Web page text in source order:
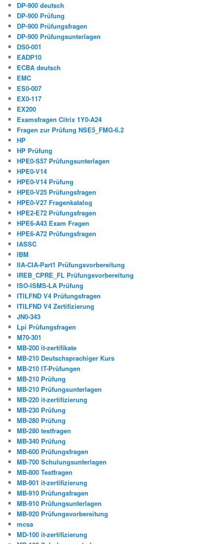
DP-900 deutsch
DP-900 Prüfung
DP-900 Prüfungsfragen
DP-900 Prüfungsunterlagen
DS0-001
EADP10
ECBA deutsch
EMC
ES0-007
EX0-117
EX200
Examsfragen Citrix 1Y0-A24
Fragen zur Prüfung NSE5_FMG-6.2
HP
HP Prüfung
HPE0-S57 Prüfungsunterlagen
HPE0-V14
HPE0-V14 Prüfung
HPE0-V25 Prüfungsfragen
HPE0-V27 Fragenkatalog
HPE2-E72 Prüfungsfragen
HPE6-A43 Exam Fragen
HPE6-A72 Prüfungsfragen
IASSC
IBM
IIA-CIA-Part1 Prüfungsvorbereitung
IREB_CPRE_FL Prüfungsvorbereitung
ISO-ISMS-LA Prüfung
ITILFND V4 Prüfungsfragen
ITILFND V4 Zertifizierung
JN0-343
Lpi Prüfungsfragen
M70-301
MB-200 it-zertifikate
MB-210 Deutschsprachiger Kurs
MB-210 IT-Prüfungen
MB-210 Prüfung
MB-210 Prüfungsunterlagen
MB-220 it-zertifizierung
MB-230 Prüfung
MB-280 Prüfung
MB-280 testfragen
MB-340 Prüfung
MB-600 Prüfungsfragen
MB-700 Schulungsunterlagen
MB-800 Testfragen
MB-901 it-zertifizierung
MB-910 Prüfungsfragen
MB-910 Prüfungsunterlagen
MB-920 Prüfungsvorbereitung
mcsa
MD-100 it-zertifizierung